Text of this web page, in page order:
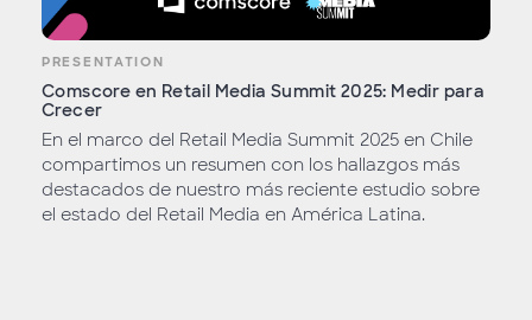
PRESENTATION
Comscore en Retail Media Summit 2025: Medir para
Crecer
En el marco del Retail Media Summit 2025 en Chile
compartimos un resumen con los hallazgos más
destacados de nuestro más reciente estudio sobre
el estado del Retail Media en América Latina.